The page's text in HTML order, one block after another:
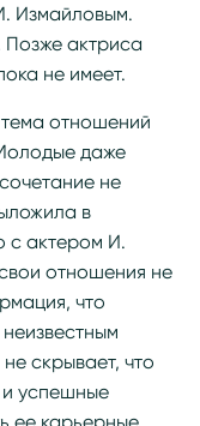
Измайловым.
Позже актриса
не имеет.
отношений
даже
не
в
с актером И.
отношения не
что
скрывает, что
успешные